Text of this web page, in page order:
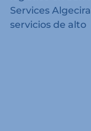
Services
servicios de alto